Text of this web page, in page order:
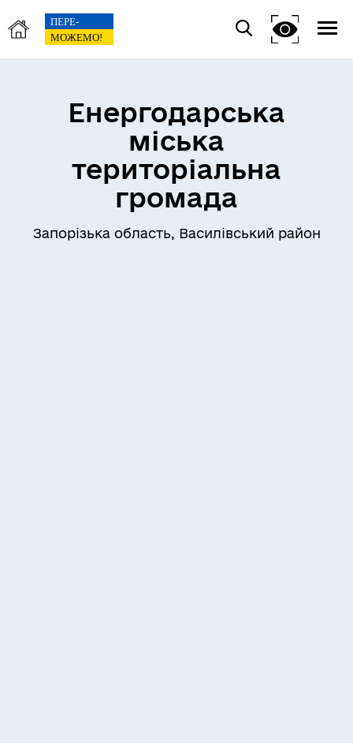
Енергодарська
міська
територіальна
громада
Запорізька область, Василівський район